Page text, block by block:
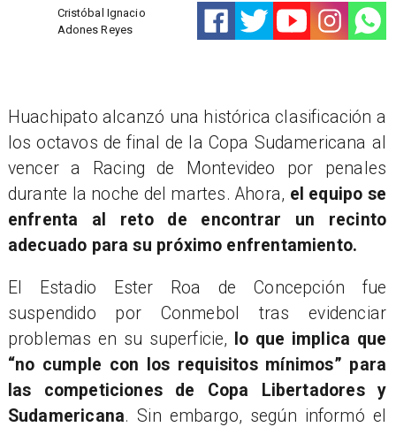
Cristóbal Ignacio
Adones Reyes
Huachipato alcanzó una histórica clasificación a
los octavos de final de la Copa Sudamericana al
vencer a Racing de Montevideo por penales
durante la noche del martes. Ahora, el equipo se
enfrenta al reto de encontrar un recinto
adecuado para su próximo enfrentamiento.
El Estadio Ester Roa de Concepción fue
suspendido por Conmebol tras evidenciar
problemas en su superficie,
lo que implica que
“no cumple con los requisitos mínimos” para
las competiciones de Copa Libertadores y
Sudamericana. Sin embargo, según informó el